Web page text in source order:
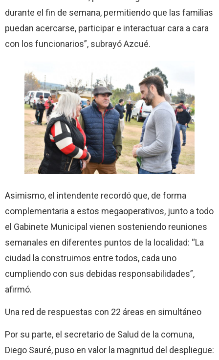
durante el fin de semana, permitiendo que las familias
puedan acercarse, participar e interactuar cara a cara
con los funcionarios”, subrayó Azcué.
Asimismo, el intendente recordó que, de forma
complementaria a estos megaoperativos, junto a todo
el Gabinete Municipal vienen sosteniendo reuniones
semanales en diferentes puntos de la localidad: “La
ciudad la construimos entre todos, cada uno
cumpliendo con sus debidas responsabilidades”,
afirmó.
Una red de respuestas con 22 áreas en simultáneo
Por su parte, el secretario de Salud de la comuna,
Diego Sauré, puso en valor la magnitud del despliegue: